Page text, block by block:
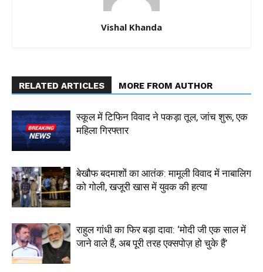
Vishal Khanda
RELATED ARTICLES MORE FROM AUTHOR
स्कूल में टिफिन विवाद ने पकड़ा तूल, जांच शुरू, एक
महिला गिरफ्तार
बेखौफ बदमाशों का आतंक: मामूली विवाद में नाबालिग
को गोली, खजूरी खास में युवक की हत्या
राहुल गांधी का फिर बड़ा दावा: ‘मोदी जी एक साल में
जाने वाले हैं, अब पूरी तरह एक्सपोज़ हो चुके हैं’